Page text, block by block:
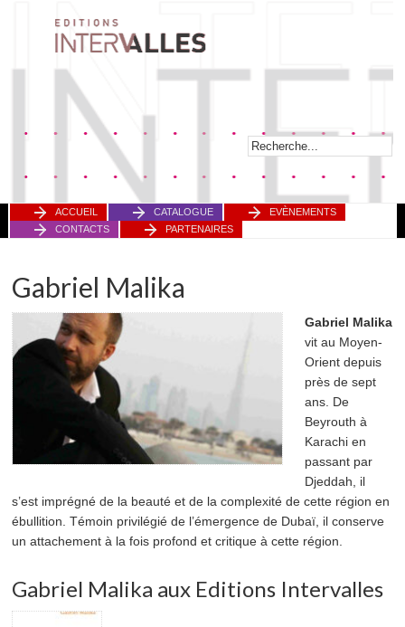
ACCUEIL CATALOGUE
EVÈNEMENTS
CONTACTS
PARTENAIRES
Gabriel Malika
Gabriel Malika
vit au Moyen-
Orient depuis
près de sept
ans. De
Beyrouth à
Karachi en
passant par
Djeddah, il
s’est imprégné de la beauté et de la complexité de cette région en
ébullition. Témoin privilégié de l’émergence de Dubaï, il conserve
un attachement à la fois profond et critique à cette région.
Gabriel Malika aux Editions Intervalles